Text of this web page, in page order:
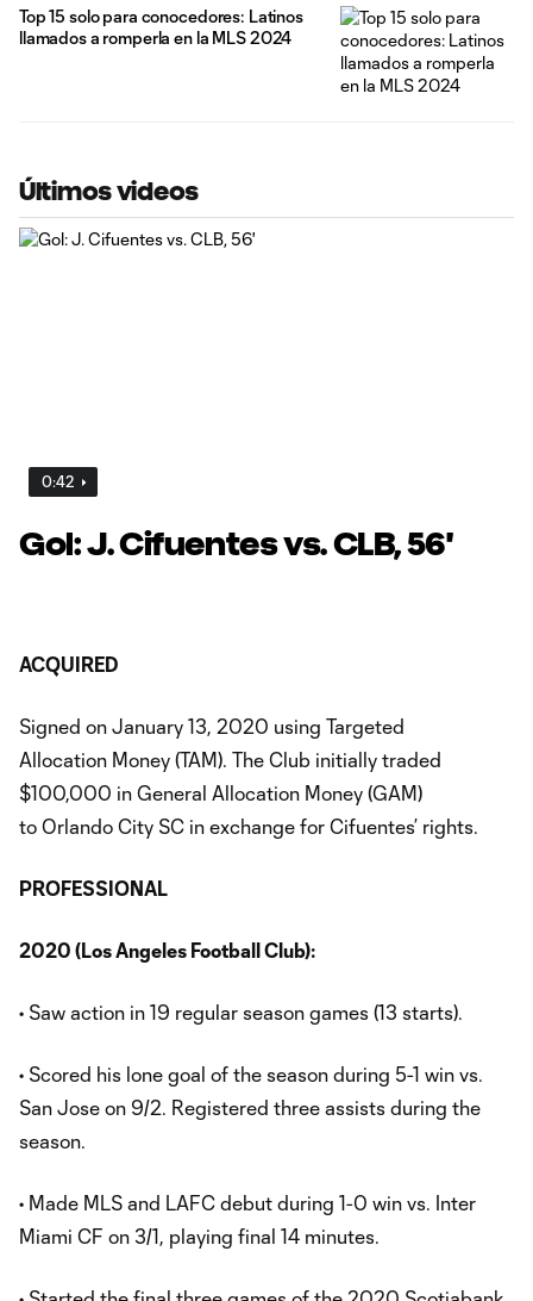
Top 15 solo para conocedores: Latinos
llamados a romperla en la MLS 2024
Últimos videos
0:42
Gol: J. Cifuentes vs. CLB, 56'
ACQUIRED
Signed on January 13, 2020 using Targeted
Allocation Money (TAM). The Club initially traded
$100,000 in General Allocation Money (GAM)
to Orlando City SC in exchange for Cifuentes’ rights.
PROFESSIONAL
2020 (Los Angeles Football Club):
• Saw action in 19 regular season games (13 starts).
• Scored his lone goal of the season during 5-1 win vs.
San Jose on 9/2. Registered three assists during the
season.
• Made MLS and LAFC debut during 1-0 win vs. Inter
Miami CF on 3/1, playing final 14 minutes.